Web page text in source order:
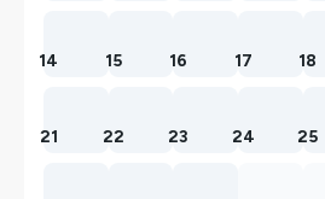
14 15 16 17 18
21 22 23 24 25